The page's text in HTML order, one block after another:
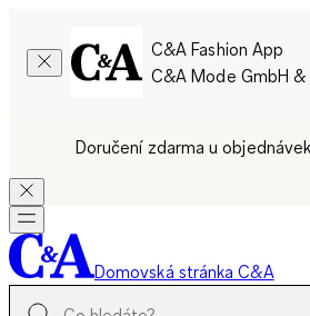
C&A Fashion App
C&A Mode GmbH &
Doručení zdarma u
Domovská stránka C&A